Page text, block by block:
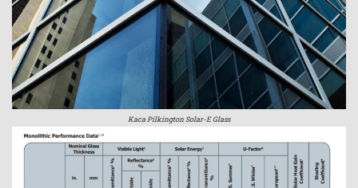
Kaca Pilkington Solar-E Glass